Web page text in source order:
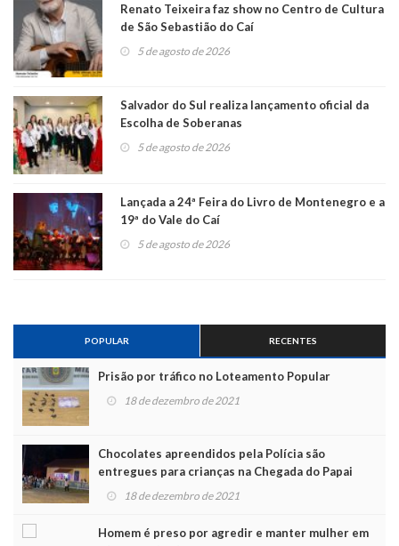
Renato Teixeira faz show no Centro de Cultura
de São Sebastião do Caí
5 de agosto de 2026
Salvador do Sul realiza lançamento oficial da
Escolha de Soberanas
5 de agosto de 2026
Lançada a 24ª Feira do Livro de Montenegro e a
19ª do Vale do Caí
5 de agosto de 2026
POPULAR RECENTES
Prisão por tráfico no Loteamento Popular
18 de dezembro de 2021
Chocolates apreendidos pela Polícia são
entregues para crianças na Chegada do Papai
Noel
18 de dezembro de 2021
Homem é preso por agredir e manter mulher em